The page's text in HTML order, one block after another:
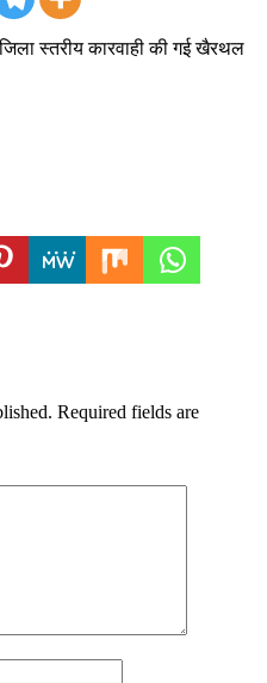
स्तरीय कारवाही की गई खैरथल
Required fields are